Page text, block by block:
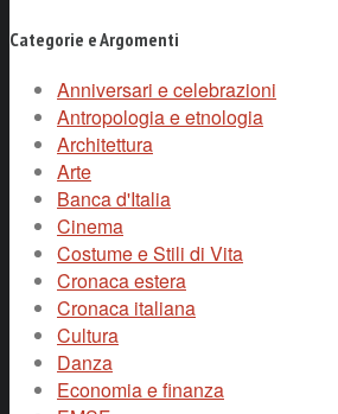
Categorie e Argomenti
Anniversari e celebrazioni
Antropologia e etnologia
Architettura
Arte
Banca d'Italia
Cinema
Costume e Stili di Vita
Cronaca estera
Cronaca italiana
Cultura
Danza
Economia e finanza